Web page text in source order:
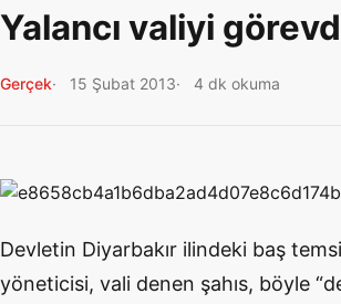
Yalancı valiyi
Gerçek 15 Şubat 2013 4 dk okuma
Devletin Diyarbakır ilindeki baş
yöneticisi, vali denen şahıs, böyle